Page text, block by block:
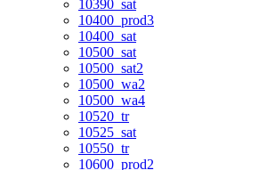
10390_sat
10400_prod3
10400_sat
10500_sat
10500_sat2
10500_wa2
10500_wa4
10520_tr
10525_sat
10550_tr
10600_prod2